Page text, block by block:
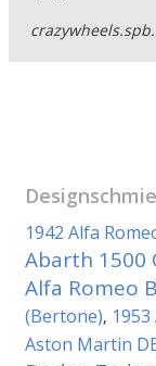
1942 Alfa
Abarth 1500
Alfa Romeo
(Bertone),
Aston Martin